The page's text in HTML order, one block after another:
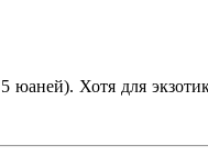
юаней). Хотя для